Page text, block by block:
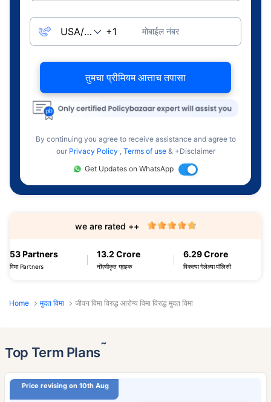
मोबाईल नंबर
तुमचा प्रीमियम आत्ताच तपासा
By continuing you agree to receive assistance and agree to
our Privacy Policy , Terms of use & +Disclaimer
Get Updates on WhatsApp
53 Partners
विमा Partners
13.2 Crore
नोंदणीकृत ग्राहक
6.29 Crore
विकल्या गेलेल्या पॉलिसी
we are rated ++
Home मुदत विमा जीवन विमा विरुद्ध आरोग्य विमा विरुद्ध मुदत विमा
Top Term Plans˜
Price revising on 10th Aug